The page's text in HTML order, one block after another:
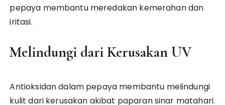
pepaya membantu meredakan kemerahan dan
iritasi.
Melindungi dari Kerusakan UV
Antioksidan dalam pepaya membantu melindungi
kulit dari kerusakan akibat paparan sinar matahari.